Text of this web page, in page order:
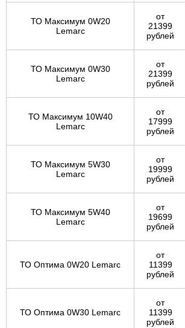
ТО Максимум 0W20
Lemarc
от
21399
рублей
ТО Максимум 0W30
Lemarc
от
21399
рублей
ТО Максимум 10W40
Lemarc
от
17999
рублей
ТО Максимум 5W30
Lemarc
от
19999
рублей
ТО Максимум 5W40
Lemarc
от
19699
рублей
ТО Оптима 0W20 Lemarc
от
11399
рублей
ТО Оптима 0W30 Lemarc
от
11399
рублей